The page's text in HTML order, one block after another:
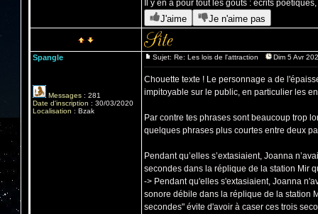
Il y en a pour tout les goûts : écrits
J'aime Je n'aime pas
Spangle
Messages : 281
Date d'inscription : 30/03/2020
Localisation : Bzak
Sujet: Re: Les lois de l'attraction Dim 5 Avr
Chouette texte ! Le personnage a de
impitoyable sur le public, en particulier les
Par contre tes phrases sont beaucoup trop
quelques phrases plus courtes entre deux
Pendant qu’elles s’extasiaient, Joanna
secondes dans la réplique de la station Mir
-> Pendant qu'elles s'extasiaient, Joanna
sonore débile dans la réplique de la station
secondes" évite d'avoir à caser ces trois